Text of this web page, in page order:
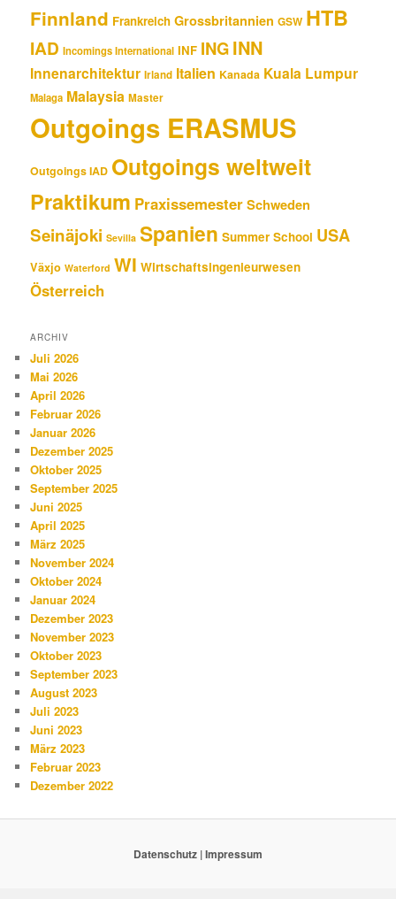
Finnland Frankreich Grossbritannien GSW HTB
IAD Incomings International INF INGINN
Innenarchitektur Irland Italien Kanada Kuala Lumpur
Malaga Malaysia Master
Outgoings ERASMUS
Outgoings IAD Outgoings weltweit
Praktikum PraxissemesterSchweden
Seinäjoki Sevilla Spanien Summer School USA
Växjo Waterford WI Wirtschaftsingenieurwesen
Österreich
ARCHIV
Juli 2026
Mai 2026
April 2026
Februar 2026
Januar 2026
Dezember 2025
Oktober 2025
September 2025
Juni 2025
April 2025
März 2025
November 2024
Oktober 2024
Januar 2024
Dezember 2023
November 2023
Oktober 2023
September 2023
August 2023
Juli 2023
Juni 2023
März 2023
Februar 2023
Dezember 2022
Datenschutz |Impressum